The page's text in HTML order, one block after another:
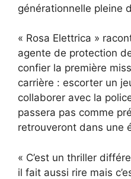
générationnelle pleine
« Rosa Elettrica »
agente de protection
confier la première
carrière : escorter un
collaborer avec la
passera pas comme
retrouveront dans une
« C’est un thriller
il fait aussi rire mais